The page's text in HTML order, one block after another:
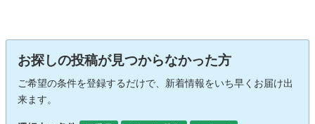
お探しの投稿が見つからなかった方
ご希望の条件を登録するだけで、新着情報をいち早くお届け出
来ます。